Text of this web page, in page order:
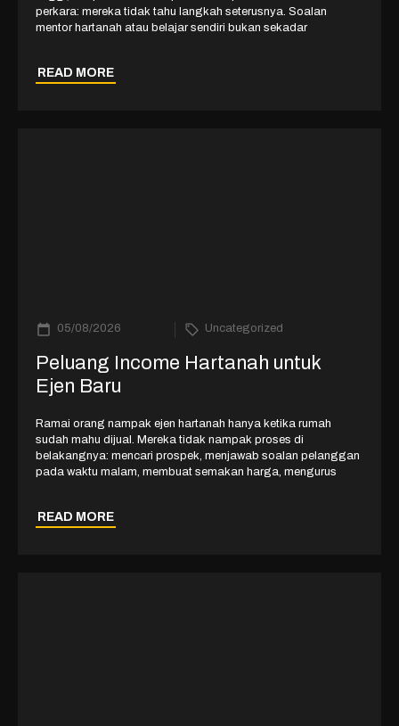
perkara: mereka tidak tahu langkah seterusnya. Soalan
mentor hartanah atau belajar sendiri bukan sekadar
READ MORE
05/08/2026 Uncategorized
Peluang Income Hartanah untuk
Ejen Baru
Ramai orang nampak ejen hartanah hanya ketika rumah
sudah mahu dijual. Mereka tidak nampak proses di
belakangnya: mencari prospek, menjawab soalan pelanggan
pada waktu malam, membuat semakan harga, mengurus
READ MORE